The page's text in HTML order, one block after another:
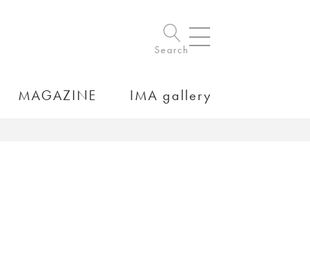
Search
MAGAZINE IMA gallery